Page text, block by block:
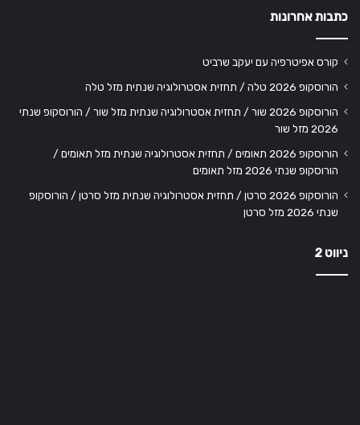
כתבות אחרונות
קורס אפיטרפיה עם יעקב שרביט
הורוסקופ 2026 טלה / תחזית אסטרולוגיה שנתית מזל טלה
הורוסקופ 2026 שור / תחזית אסטרולוגיה שנתית מזל שור / הורוסקופ שנתי
2026 מזל שור
הורוסקופ 2026 תאומים / תחזית אסטרולוגיה שנתית מזל תאומים /
הורוסקופ שנתי 2026 מזל תאומים
הורוסקופ 2026 סרטן / תחזית אסטרולוגיה שנתית מזל סרטן / הורוסקופ
שנתי 2026 מזל סרטן
ניווט 2